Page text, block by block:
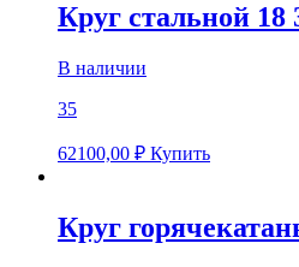
Круг стальной 18
В наличии
35
62100,00 ₽ Купить
Круг